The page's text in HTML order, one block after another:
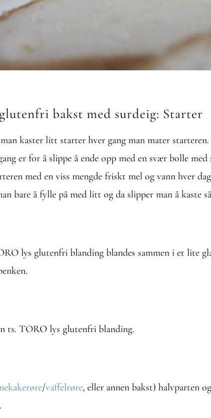
bakst med surdeig: Starter
man kaster litt starter hver gang man mater
er for å slippe å ende opp med en svær bolle
med en viss mengde friskt mel og vann hver
bare å fylle på med litt og da slipper man å kaste
lys glutenfri blanding blandes sammen i et lite
ts. TORO lys glutenfri blanding.
/vaffelrøre, eller annen bakst) halvparten